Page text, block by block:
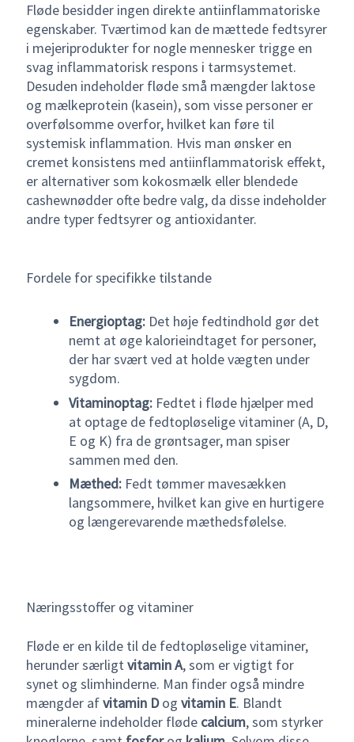
Fløde besidder ingen direkte antiinflammatoriske
egenskaber. Tværtimod kan de mættede fedtsyrer
i mejeriprodukter for nogle mennesker trigge en
svag inflammatorisk respons i tarmsystemet.
Desuden indeholder fløde små mængder laktose
og mælkeprotein (kasein), som visse personer er
overfølsomme overfor, hvilket kan føre til
systemisk inflammation. Hvis man ønsker en
cremet konsistens med antiinflammatorisk effekt,
er alternativer som kokosmælk eller blendede
cashewnødder ofte bedre valg, da disse indeholder
andre typer fedtsyrer og antioxidanter.
Fordele for specifikke tilstande
Energioptag:Det høje fedtindhold gør det
nemt at øge kalorieindtaget for personer,
der har svært ved at holde vægten under
sygdom.
Vitaminoptag:Fedtet i fløde hjælper med
at optage de fedtopløselige vitaminer (A, D,
E og K) fra de grøntsager, man spiser
sammen med den.
Mæthed:Fedt tømmer mavesækken
langsommere, hvilket kan give en hurtigere
og længerevarende mæthedsfølelse.
Næringsstoffer og vitaminer
Fløde er en kilde til de fedtopløselige vitaminer,
herunder særligtvitamin A, som er vigtigt for
synet og slimhinderne. Man finder også mindre
mængder afvitamin Dog vitamin E. Blandt
mineralerne indeholder fløde calcium, som styrker